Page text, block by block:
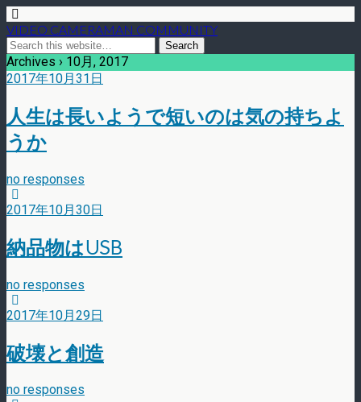
VIDEO CAMERAMAN COMMUNITY
Archives › 10月, 2017
2017年10月31日
人生は長いようで短いのは気の持ちよ
うか
no responses
2017年10月30日
納品物はUSB
no responses
2017年10月29日
破壊と創造
no responses